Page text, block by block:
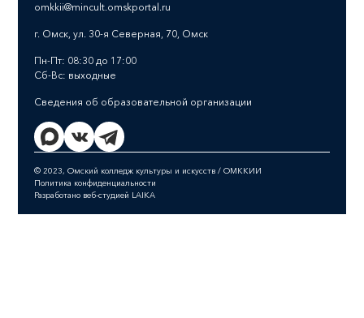
omkkii@mincult.omskportal.ru
г. Омск, ул. 30-я Северная, 70, Омск
Пн-Пт: 08:30 до 17:00
Сб-Вс: выходные
Сведения об образовательной организации
© 2023, Омский колледж культуры и искусств / ОМККИИ
Политика конфиденциальности
Разработано веб-студией LAIKA